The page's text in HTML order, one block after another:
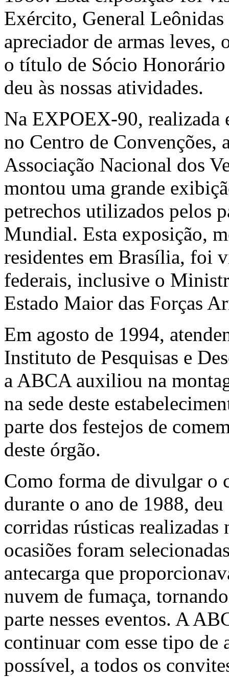
Exército, General
apreciador de armas leves,
o título de Sócio
deu às nossas atividades.
Na EXPOEX-90, realizada
no Centro de Convenções,
Associação Nacional dos
montou uma grande
petrechos utilizados pelos
Mundial. Esta exposição,
residentes em Brasília, foi
federais, inclusive o
Estado Maior das Forças
Em agosto de 1994,
Instituto de Pesquisas e
a ABCA auxiliou na
na sede deste
parte dos festejos de
deste órgão.
Como forma de divulgar o
durante o ano de 1988,
corridas rústicas realizadas
ocasiões foram
antecarga que
nuvem de fumaça,
parte nesses eventos. A
continuar com esse tipo de
possível, a todos os